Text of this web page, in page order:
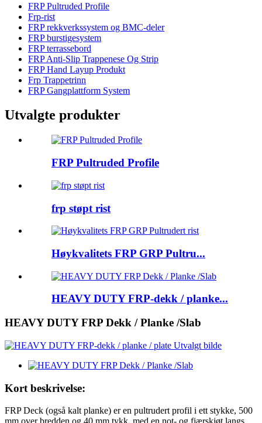
FRP Pultruded Profile
Frp-rist
FRP rekkverkssystem og BMC-deler
FRP burstigesystem
FRP terrassebord
FRP Anti-Slip Trappenese Og Strip
FRP Hand Layup Produkt
Frp Trappetrinn
FRP Gangplattform System
Utvalgte produkter
FRP Pultruded Profile
frp støpt rist
Høykvalitets FRP GRP Pultru...
HEAVY DUTY FRP-dekk / planke...
HEAVY DUTY FRP Dekk / Planke /Slab
Kort beskrivelse:
FRP Deck (også kalt planke) er en pultrudert profil i ett stykke, 500